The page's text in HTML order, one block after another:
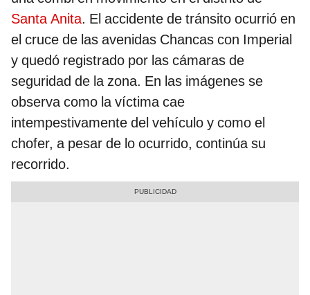
Santa Anita. El accidente de tránsito ocurrió en
el cruce de las avenidas Chancas con Imperial
y quedó registrado por las cámaras de
seguridad de la zona. En las imágenes se
observa como la víctima cae
intempestivamente del vehículo y como el
chofer, a pesar de lo ocurrido, continúa su
recorrido.